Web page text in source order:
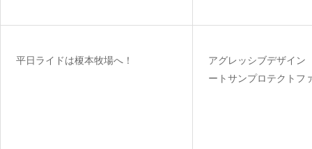
平日ライドは榎本牧場へ！
アグレッシブデザイン
ートサンプロテクトフ